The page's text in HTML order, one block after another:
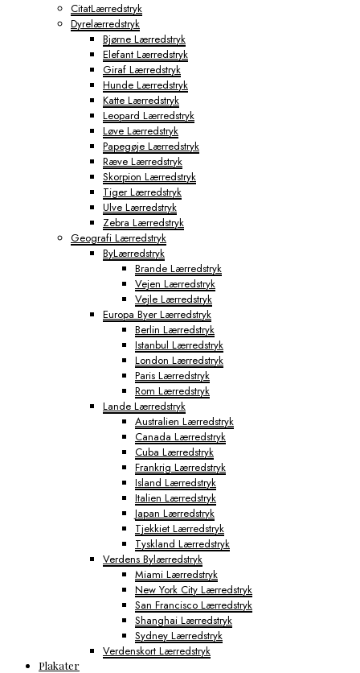
CitatLærredstryk
Dyrelærredstryk
Bjørne Lærredstryk
Elefant Lærredstryk
Giraf Lærredstryk
Hunde Lærredstryk
Katte Lærredstryk
Leopard Lærredstryk
Løve Lærredstryk
Papegøje Lærredstryk
Ræve Lærredstryk
Skorpion Lærredstryk
Tiger Lærredstryk
Ulve Lærredstryk
Zebra Lærredstryk
Geografi Lærredstryk
ByLærredstryk
Brande Lærredstryk
Vejen Lærredstryk
Vejle Lærredstryk
Europa Byer Lærredstryk
Berlin Lærredstryk
Istanbul Lærredstryk
London Lærredstryk
Paris Lærredstryk
Rom Lærredstryk
Lande Lærredstryk
Australien Lærredstryk
Canada Lærredstryk
Cuba Lærredstryk
Frankrig Lærredstryk
Island Lærredstryk
Italien Lærredstryk
Japan Lærredstryk
Tjekkiet Lærredstryk
Tyskland Lærredstryk
Verdens Bylærredstryk
Miami Lærredstryk
New York City Lærredstryk
San Francisco Lærredstryk
Shanghai Lærredstryk
Sydney Lærredstryk
Verdenskort Lærredstryk
Plakater